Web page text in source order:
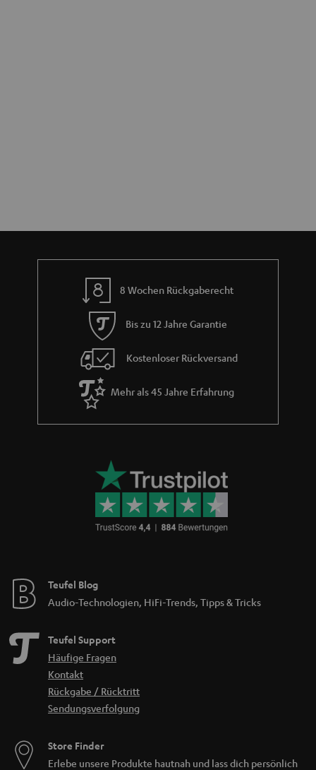
8 Wochen Rückgaberecht
Bis zu 12 Jahre Garantie
Kostenloser Rückversand
Mehr als 45 Jahre Erfahrung
Teufel Blog
Audio-Technologien, HiFi-Trends, Tipps & Tricks
Teufel Support
Häufige Fragen
Kontakt
Rückgabe / Rücktritt
Sendungsverfolgung
Store Finder
Erlebe unsere Produkte hautnah und lass dich persönlich